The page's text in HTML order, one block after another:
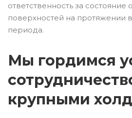
ответственность за
поверхностей на протяжении
периода.
Мы гордимся
крупными